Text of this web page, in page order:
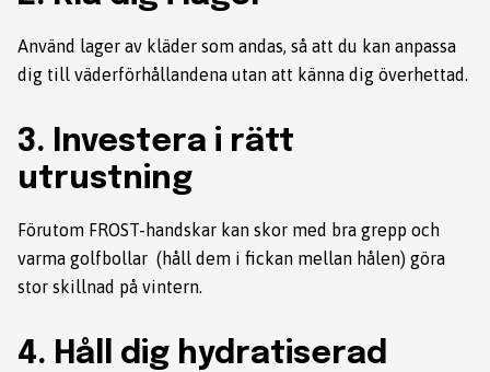
Använd lager av kläder som andas, så att du kan anpassa
dig till väderförhållandena utan att känna dig överhettad.
3. Investera i rätt
utrustning
Förutom FROST-handskar kan skor med bra grepp och
varma golfbollar (håll dem i fickan mellan hålen) göra
stor skillnad på vintern.
4. Håll dig hydratiserad